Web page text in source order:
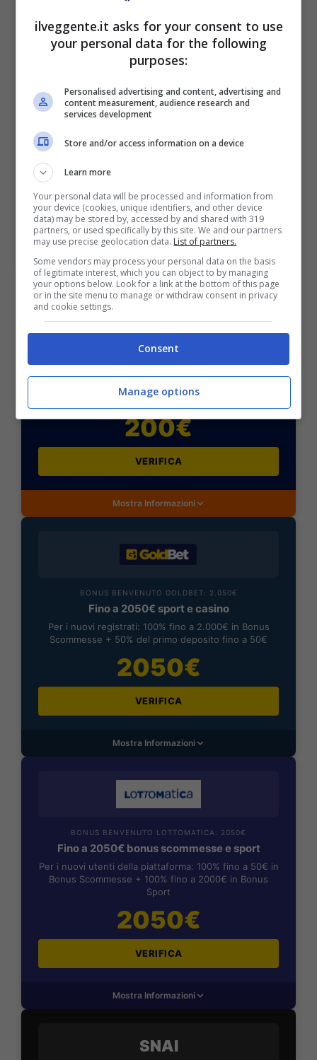
Le probabili formazioni di
Elche-Getafe
ELCHE (4-2-3-1):Dituro; Sangare, Affengruber,
Diangana, Silva.
GETAFE (4-2-3-1):
Duarte, Djene, Nyom; Arambarri, Damian, Milla;
Satriano, Martin.
POSSIBILE RISULTATO ESATTO: 2-1
Bonus 50€ SENZA deposito + fino a 50€ di
rimborso
Bonus 50€ senza deposito sport + fino a 50€ di
bonus rimborso sul primo deposito
200€
VERIFICA
Mostra Informazioni
BONUS BENVENUTO GOLDBET: 2.050€
Fino a 2050€ sport e casino
Per i nuovi registrati: 100% fino a 2.000€ in Bonus
Scommesse + 50% del primo deposito fino a 50€
2050€
VERIFICA
Mostra Informazioni
BONUS BENVENUTO LOTTOMATICA: 2050€
Fino a 2050€ bonus scommesse e sport
Per i nuovi utenti della piattaforma: 100% fino a 50€ in
Bonus Scommesse + 100% fino a 2000€ in Bonus
Sport
2050€
VERIFICA
Mostra Informazioni
SNAI
ilveggente.it asks for your consent to use
your personal data for the following
purposes:
Personalised advertising and content, advertising and
content measurement, audience research and
services development
Store and/or access information on a device
Learn more
Your personal data will be processed and information from
your device (cookies, unique identifiers, and other device
data) may be stored by, accessed by and shared with 319
partners, or used specifically by this site. We and our partners
may use precise geolocation data. List of partners.
Some vendors may process your personal data on the basis
of legitimate interest, which you can object to by managing
your options below. Look for a link at the bottom of this page
or in the site menu to manage or withdraw consent in privacy
and cookie settings.
Consent
Manage options